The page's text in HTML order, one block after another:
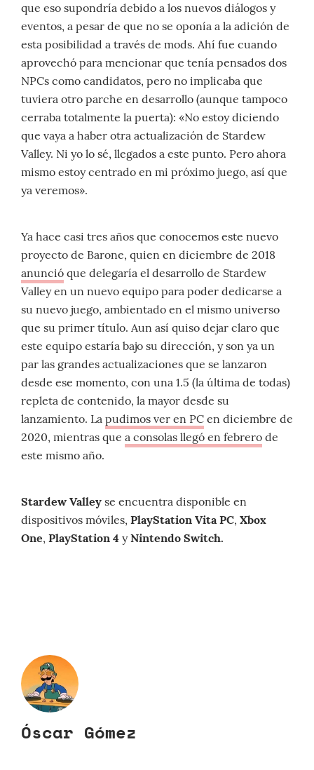
que eso supondría debido a los nuevos diálogos y
eventos, a pesar de que no se oponía a la adición de
esta posibilidad a través de mods. Ahí fue cuando
aprovechó para mencionar que tenía pensados dos
NPCs como candidatos, pero no implicaba que
tuviera otro parche en desarrollo (aunque tampoco
cerraba totalmente la puerta): «No estoy diciendo
que vaya a haber otra actualización de Stardew
Valley. Ni yo lo sé, llegados a este punto. Pero ahora
mismo estoy centrado en mi próximo juego, así que
ya veremos».
Ya hace casi tres años que conocemos este nuevo
proyecto de Barone, quien en diciembre de 2018
anunció que delegaría el desarrollo de Stardew
Valley en un nuevo equipo para poder dedicarse a
su nuevo juego, ambientado en el mismo universo
que su primer título. Aun así quiso dejar claro que
este equipo estaría bajo su dirección, y son ya un
par las grandes actualizaciones que se lanzaron
desde ese momento, con una 1.5 (la última de todas)
repleta de contenido, la mayor desde su
lanzamiento. La pudimos ver en PC en diciembre de
2020, mientras que a consolas llegó en febrero de
este mismo año.
Stardew Valley se encuentra disponible en
dispositivos móviles, PlayStation Vita PC, Xbox
One, PlayStation 4 yNintendo Switch.
Óscar Gómez